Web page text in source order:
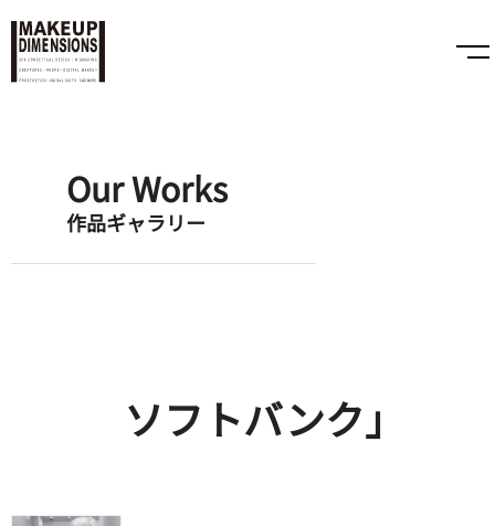
Our Works
作品ギャラリー
ソフトバンク」